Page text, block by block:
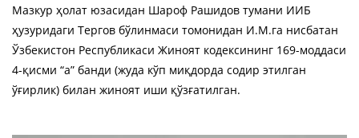
Мазкур ҳолат юзасидан Шароф Рашидов тумани ИИБ
ҳузуридаги Тергов бўлинмаси томонидан И.М.га нисбатан
Ўзбекистон Республикаси Жиноят кодексининг 169-моддаси
4-қисми “а” банди (жуда кўп миқдорда содир этилган
ўғирлик) билан жиноят иши қўзғатилган.